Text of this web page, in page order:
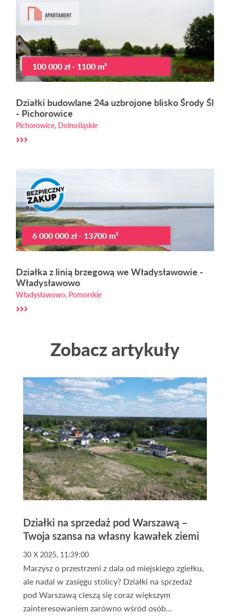
100 000 zł - 1100 m²
Działki budowlane 24a uzbrojone blisko Środy Śl
- Pichorowice
Pichorowice, Dolnośląskie
6 000 000 zł - 13700 m²
Działka z linią brzegową we Władysławowie -
Władysławowo
Władysławowo, Pomorskie
Zobacz artykuły
Działki na sprzedaż pod Warszawą –
Twoja szansa na własny kawałek ziemi
30 X 2025, 11:39:00
Marzysz o przestrzeni z dala od miejskiego zgiełku,
ale nadal w zasięgu stolicy? Działki na sprzedaż
pod Warszawą cieszą się coraz większym
zainteresowaniem zarówno wśród osób